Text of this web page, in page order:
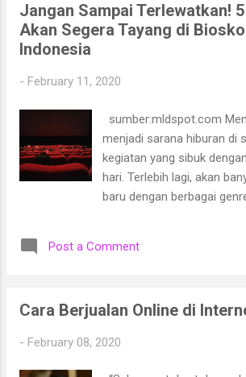
estrogen di dalam tubuh
sehingga memperpanjang
Setelah melahirkan,
pertumbuhan rambut
normalnya. Inilah alasan
banyak dari biasanya.
berlangsung selama
setelah melahirkan,
Jangan Sampai Terlewatkan!
Akan Segera Tayang di
Indonesia
- February 11, 2020
sumber:mldspot.com
menjadi sarana hiburan di
kegiatan yang sibuk
hari. Terlebih lagi, akan
baru dengan berbagai
akan kita bahas bersama,
Post a Comment
Cara Berjualan Online di
- February 08, 2020